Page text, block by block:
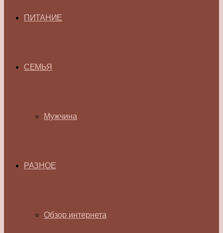
ПИТАНИЕ
СЕМЬЯ
Мужчина
РАЗНОЕ
Обзор интернета